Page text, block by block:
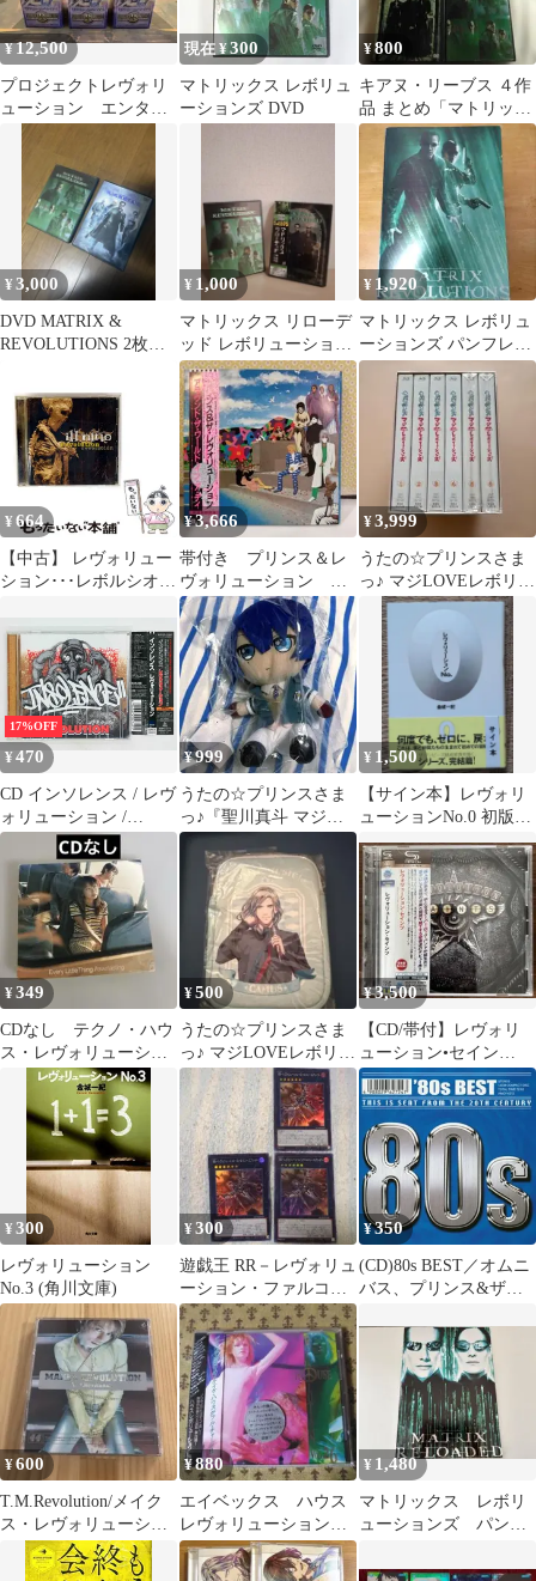
¥12,500
プロジェクトレヴォリ
ューション エンター
現在 ¥300
マトリックス レボリュ
ーションズ DVD
¥800
キアヌ・リーブス ４作
品 まとめ「マトリック
ス レボリューション
ズ」他 DVD
¥3,000
DVD MATRIX &
REVOLUTIONS 2枚セ
¥ 1,000
マトリックス リローデ
ッド レボリューション
ズ DVDセット
¥ 1,920
マトリックス レボリュ
ーションズ パンフレッ
ト
¥ 664
【中古】 レヴォリュー
ション･･･レボルシオン
¥3,666
帯付き プリンス＆レ
ヴォリューション
AROUND IN A DAY エ
¥3,999
うたの☆プリンスさま
っ♪ マジLOVEレボリュ
ーションズ Blu-ray
BOX
17%OFF
¥470
CD インソレンス / レヴ
ォリューション /
INSOLENCE /
REVOLUTION 帯付き
WPCR-11041 Z24
¥999
うたの☆プリンスさま
っ♪『聖川真斗 マジ
LOVEレボリューショ
ンズ ぬいぐるみ』
¥ 1,500
【サイン本】レヴォリ
ューションNo.0 初版帯
付き 金城一紀 ため書き
なし
¥349
CDなし テクノ・ハウ
ス・レヴォリューショ
ン～ジョン・ロビンソ
ン・リミックス
¥500
うたの☆プリンスさま
っ♪ マジLOVEレボリュ
ーションズ カミ
ュ ポーチ
¥3,500
【CD/帯付】レヴォリ
ューション•セイン
ツ Revolution Saints
¥300
レヴォリューション
No.3 (角川文庫)
¥300
遊戯王 RR－レヴォリュ
ーション・ファルコン
－エアレイド 3枚
¥350
(CD)80s BEST／オムニ
バス、プリンス&ザ・
¥600
T.M.Revolution/メイク
ス・レヴォリューショ
¥880
エイベックス ハウス
レヴォリューション
Vol.26 サンプル盤
¥ 1,480
マトリックス レボリ
ューションズ パンフ